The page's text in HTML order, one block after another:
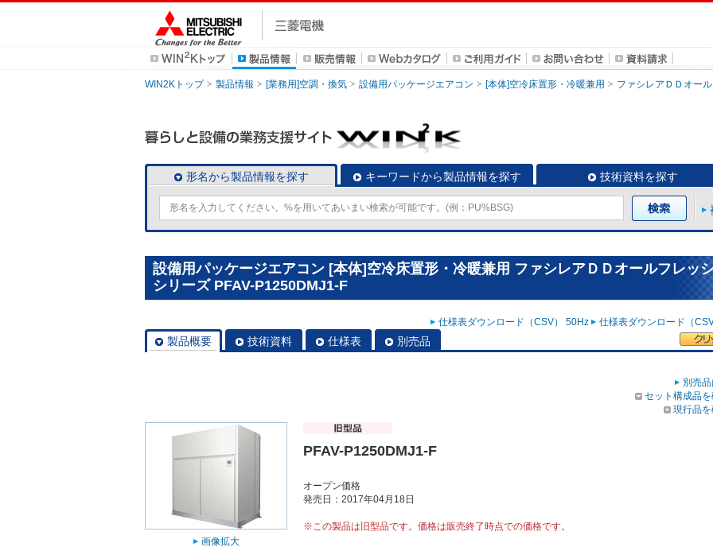
WIN2Kトップ 製品情報 [業務用]空調・換気 設備用パッケージエアコン [本体]空冷床置形・冷暖兼用 ファシレアＤＤオー
形名から製品情報を探す キーワードから製品情報を探す 技術資料を探す
設備用パッケージエアコン [本体]空冷床置形・冷暖兼用 ファシレアＤＤオールフレッ
シリーズ PFAV-P1250DMJ1-F
仕様表ダウンロード（CSV） 50Hz 仕様表ダウンロード（
製品概要 技術資料 仕様表 別売品
別売
セット構成品
現行品
画像拡大
PFAV-P1250DMJ1-F
オープン価格
発売日：2017年04月18日
※この製品は旧型品です。価格は販売終了時点での価格です。